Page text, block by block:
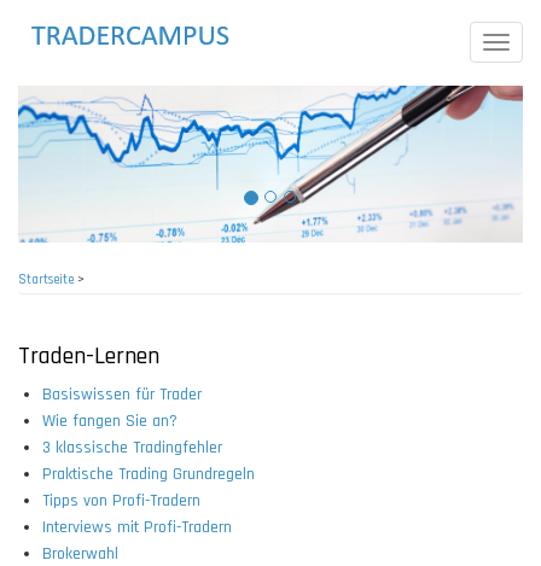
Toggle
Startseite>
Traden-Lernen
Basiswissen für Trader
Wie fangen Sie an?
3 klassische Tradingfehler
Praktische Trading Grundregeln
Tipps von Profi-Tradern
Interviews mit Profi-Tradern
Brokerwahl